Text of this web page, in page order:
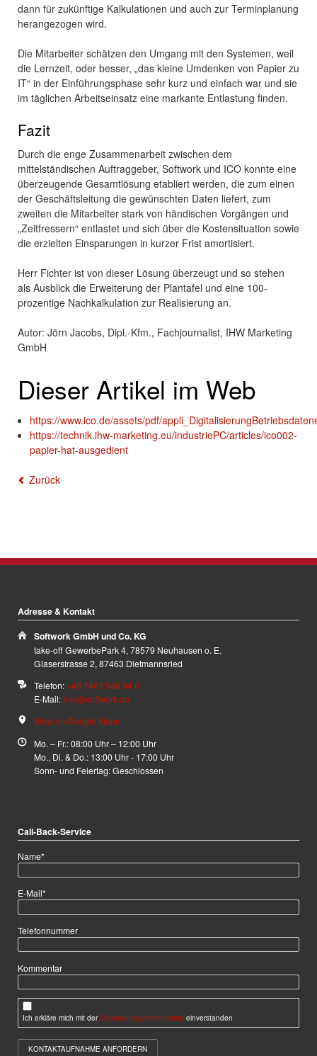
dann für zukünftige Kalkulationen und auch zur Terminplanung
herangezogen wird.
Die Mitarbeiter schätzen den Umgang mit den Systemen, weil
die Lernzeit, oder besser, „das kleine Umdenken von Papier zu
IT“ in der Einführungsphase sehr kurz und einfach war und sie
im täglichen Arbeitseinsatz eine markante Entlastung finden.
Fazit
Durch die enge Zusammenarbeit zwischen dem
mittelständischen Auftraggeber, Softwork und ICO konnte eine
überzeugende Gesamtlösung etabliert werden, die zum einen
der Geschäftsleitung die gewünschten Daten liefert, zum
zweiten die Mitarbeiter stark von händischen Vorgängen und
„Zeitfressern“ entlastet und sich über die Kostensituation sowie
die erzielten Einsparungen in kurzer Frist amortisiert.
Herr Fichter ist von dieser Lösung überzeugt und so stehen
als Ausblick die Erweiterung der Plantafel und eine 100-
prozentige Nachkalkulation zur Realisierung an.
Autor: Jörn Jacobs, Dipl.-Kfm., Fachjournalist, IHW Marketing
GmbH
Dieser Artikel im Web
https://www.ico.de/assets/pdf/
https://technik.ihw-marketing.eu/industriePC/articles/ico002-
papier-hat-ausgedient
Zurück
Adresse & Kontakt
Softwork GmbH und Co. KG
take-off GewerbePark 4, 78579 Neuhausen o. E.
Glaserstrasse 2, 87463 Dietmannsried
Telefon: +49 7467 948 94 0
E-Mail:info@softwork.de
View on Google Maps
Mo. – Fr.: 08:00 Uhr – 12:00 Uhr
Mo., Di. & Do.: 13:00 Uhr - 17:00 Uhr
Sonn- und Feiertag: Geschlossen
Call-Back-Service
Pflichtfeld
Name*
Pflichtfeld
E-Mail*
Telefonnummer
Kommentar
Ich erkläre mich mit der Datenschutzvereinbarung einverstanden
KONTAKTAUFNAHME ANFORDERN